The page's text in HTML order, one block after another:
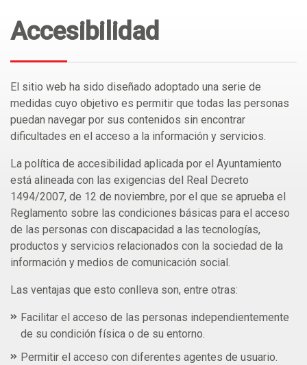
Accesibilidad
El sitio web ha sido diseñado adoptado una serie de
medidas cuyo objetivo es permitir que todas las personas
puedan navegar por sus contenidos sin encontrar
dificultades en el acceso a la información y servicios.
La política de accesibilidad aplicada por el Ayuntamiento
está alineada con las exigencias del Real Decreto
1494/2007, de 12 de noviembre, por el que se aprueba el
Reglamento sobre las condiciones básicas para el acceso
de las personas con discapacidad a las tecnologías,
productos y servicios relacionados con la sociedad de la
información y medios de comunicación social.
Las ventajas que esto conlleva son, entre otras:
Facilitar el acceso de las personas independientemente
de su condición física o de su entorno.
Permitir el acceso con diferentes agentes de usuario.